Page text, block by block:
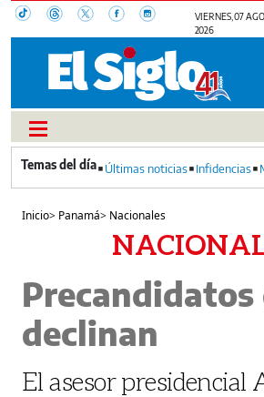
VIERNES, 07
2026
Últimas noticias Infidencias
Inicio> Panamá> Nacionales
Precandidatos
declinan
El asesor presidencial